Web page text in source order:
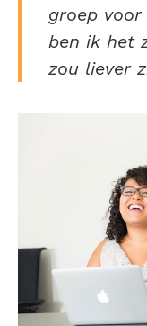
groep
ben ik het
zou liever